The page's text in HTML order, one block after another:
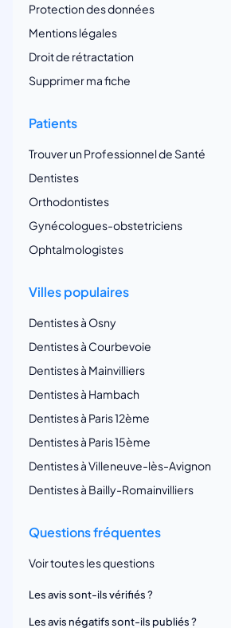
Protection des données
Mentions légales
Droit de rétractation
Supprimer ma fiche
Patients
Trouver un Professionnel de Santé
Dentistes
Orthodontistes
Gynécologues-obstetriciens
Ophtalmologistes
Villes populaires
Dentistes à Osny
Dentistes à Courbevoie
Dentistes à Mainvilliers
Dentistes à Hambach
Dentistes à Paris 12ème
Dentistes à Paris 15ème
Dentistes à Villeneuve-lès-Avignon
Dentistes à Bailly-Romainvilliers
Questions fréquentes
Voir toutes les questions
Les avis sont-ils vérifiés ?
Les avis négatifs sont-ils publiés ?